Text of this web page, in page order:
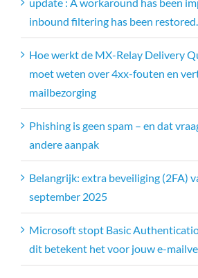
update : A workaround has been
inbound filtering has been restored.
Hoe werkt de MX-Relay Delivery
moet weten over 4xx-fouten en
mailbezorging
Phishing is geen spam – en dat
andere aanpak
Belangrijk: extra beveiliging (2FA)
september 2025
Microsoft stopt Basic
dit betekent het voor jouw e-